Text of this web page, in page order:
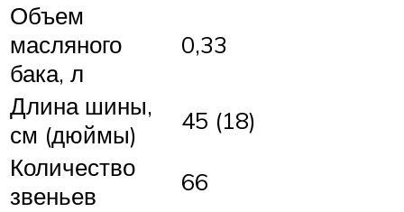
Объем
масляного
бака, л
0,33
Длина шины,
см (дюймы)
45 (18)
Количество
звеньев
66